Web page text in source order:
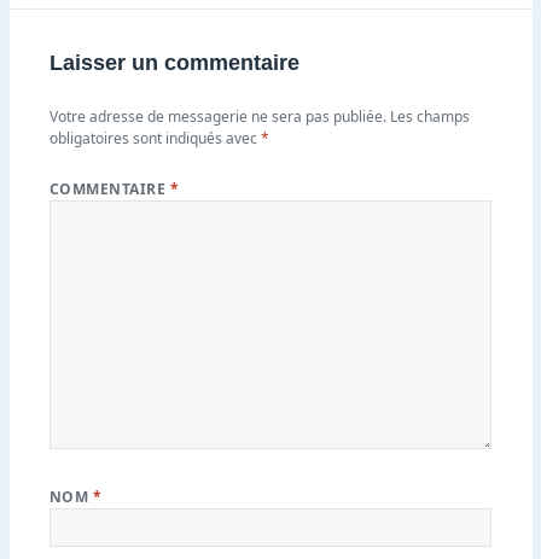
Laisser un commentaire
Votre adresse de messagerie ne sera pas publiée. Les champs
obligatoires sont indiqués avec*
COMMENTAIRE *
NOM *